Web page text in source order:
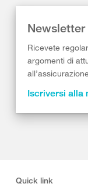
Newsletter
Ricevete
argomenti di
Iscriversi alla
Quick link